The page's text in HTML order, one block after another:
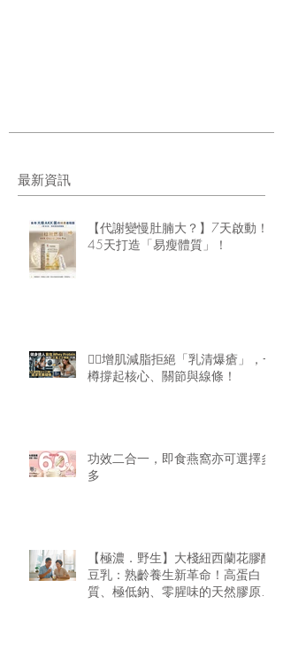
最新資訊
【代謝變慢肚腩大？】7天啟動！
45天打造「易瘦體質」！
🏋️‍♂️增肌減脂拒絕「乳清爆瘡」，一
樽撐起核心、關節與線條！
功效二合一，即食燕窩亦可選擇多
多
【極濃．野生】大棧紐西蘭花膠醇
豆乳：熟齡養生新革命！高蛋白
質、極低鈉、零腥味的天然膠原精